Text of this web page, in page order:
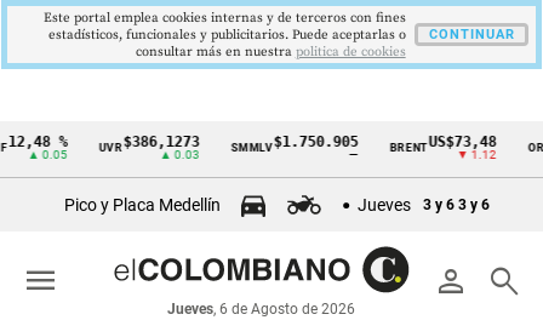
Cintillo
económicos
Colombia
%
▲ 0.05
UVR$386,1273
▲ 0.03
SMMLV $1.750.905 BRENTUS$73,48
▼ 1.12
ORO
Pico y Placa Medellín Jueves 3 y 6 3 y 6
person search
Jueves, 6 de Agosto de 2026
menu
Este portal emplea cookies internas y de terceros con fines
estadísticos, funcionales y publicitarios. Puede aceptarlas o
consultar más en nuestra politica de cookies
CONTINUAR